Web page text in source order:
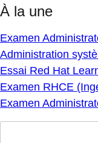
À la une
Examen
Administration
Essai Red Hat
Examen RHCE
Examen